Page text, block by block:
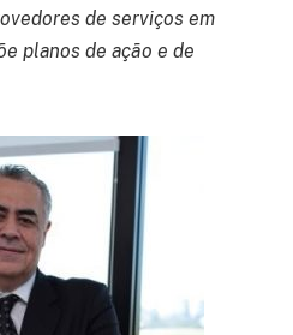
de serviços em
planos de ação e de